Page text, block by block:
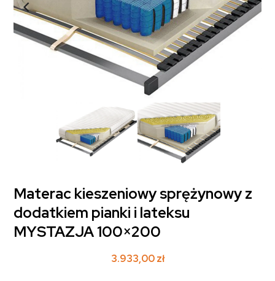
Materac kieszeniowy sprężynowy z
dodatkiem pianki i lateksu
MYSTAZJA 100×200
3.933,00zł